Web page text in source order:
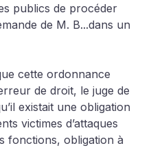
publics de procéder
de M. B...dans un
cette ordonnance
de droit, le juge de
existait une obligation
victimes d’attaques
fonctions, obligation à